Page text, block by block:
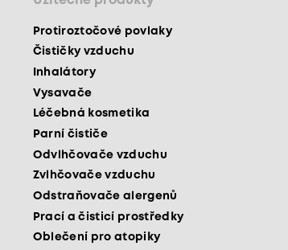
Protiroztočové povlaky
Čističky vzduchu
Inhalátory
Vysavače
Léčebná kosmetika
Parní čističe
Odvlhčovače vzduchu
Zvlhčovače vzduchu
Odstraňovače alergenů
Prací a čisticí prostředky
Oblečení pro atopiky